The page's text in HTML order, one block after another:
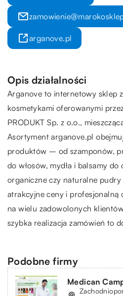
arganove.pl
Opis działalności
Arganove to internetowy sklep
kosmetykami oferowanymi
PRODUKT Sp. z o.o.,
Asortyment arganove.pl
produktów – od szamponów,
do włosów, mydła i balsamy do
organiczne czy naturalne pudry
atrakcyjne ceny i profesjonalną
na wielu zadowolonych
szybka realizacja zamówień to
Podobne firmy
Medican